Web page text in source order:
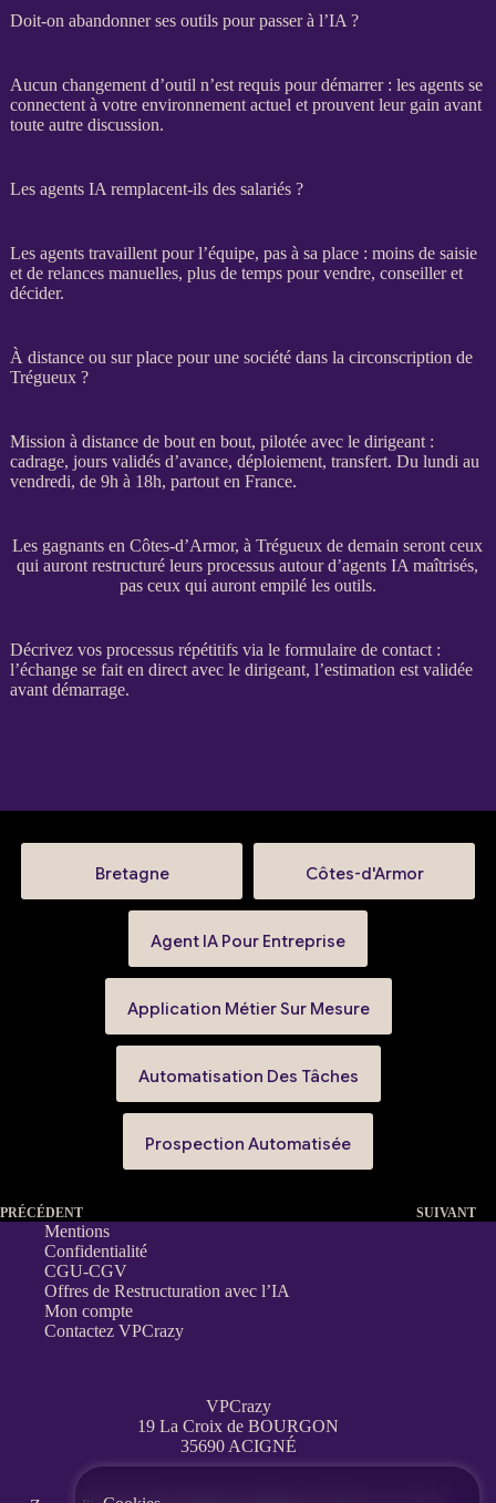
Doit-on abandonner ses outils pour passer à l’IA ?
Aucun changement d’outil n’est requis pour démarrer : les agentsse
connectent à votre environnement actuel et prouvent leur gain avant
toute autre discussion.
Les agents IA remplacent-ils des salariés ?
Les agentstravaillent pour l’équipe, pas à sa place : moins de saisie
et de relancesmanuelles, plus de temps pour vendre, conseiller et
décider.
À distance ou sur place pour une société dans la circonscription de
Trégueux ?
Mission à distance de bout en bout, pilotée avec le dirigeant :
cadrage, jours validés d’avance, déploiement, transfert. Du lundi au
vendredi, de 9h à 18h, partout en France.
Les gagnants en Côtes-d’Armor, à Trégueux de demain seront ceux
qui auront restructuré leurs processus autour d’agents IA maîtrisés,
pas ceux qui auront empilé les outils.
Décrivez vos processusrépétitifs via le formulaire de contact:
l’échange se fait en direct avec le dirigeant, l’estimation est validée
avant démarrage.
Bretagne Côtes-d'Armor
Agent IA Pour Entreprise
Application Métier Sur Mesure
Automatisation Des Tâches
Prospection Automatisée
PRÉCÉDENT SUIVANT
Mentions
Confidentialité
CGU-CGV
Offres de Restructuration avec l’IA
Mon compte
Contactez VPCrazy
VPCrazy
19 La Croix de BOURGON
35690 ACIGNÉ